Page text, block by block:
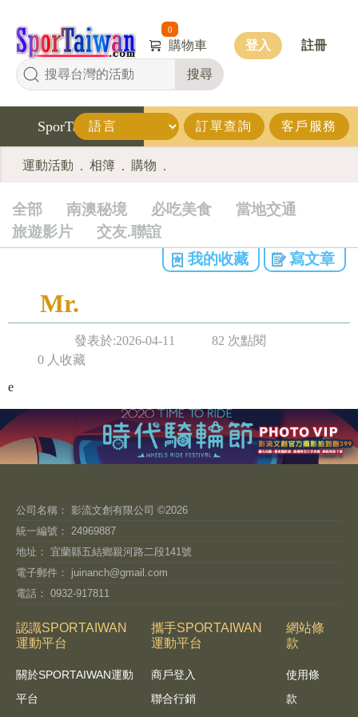
搜尋
0
購物車 登入 註冊
SporTaiwan 訂單查詢 客戶服務
運動活動 . 相簿 . 購物 .
全部 南澳秘境 必吃美食
當地交通
旅遊影片
交友.聯誼
我的收藏
寫文章
Mr.
發表於:2026-04-11
82 次點閱
0 人收藏
e
公司名稱： 影流文創有限公司 ©2026
統一編號： 24969887
地址： 宜蘭縣五結鄉親河路二段141號
電子郵件： juinanch@gmail.com
電話： 0932-917811
認識SPORTAIWAN
運動平台
關於SPORTAIWAN運動
平台
攜手SPORTAIWAN
運動平台
商戶登入
聯合行銷
網站條
款
使用條
款